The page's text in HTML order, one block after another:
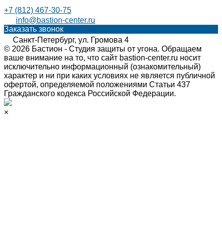
+7 (812) 467-30-75
info@bastion-center.ru
Заказать звонок
Санкт-Петербург, ул. Громова 4
© 2026 Бастион - Студия защиты от угона. Обращаем
ваше внимание на то, что сайт bastion-center.ru носит
исключительно информационный (ознакомительный)
характер и ни при каких условиях не является публичной
офертой, определяемой положениями Статьи 437
Гражданского кодекса Российской Федерации.
×